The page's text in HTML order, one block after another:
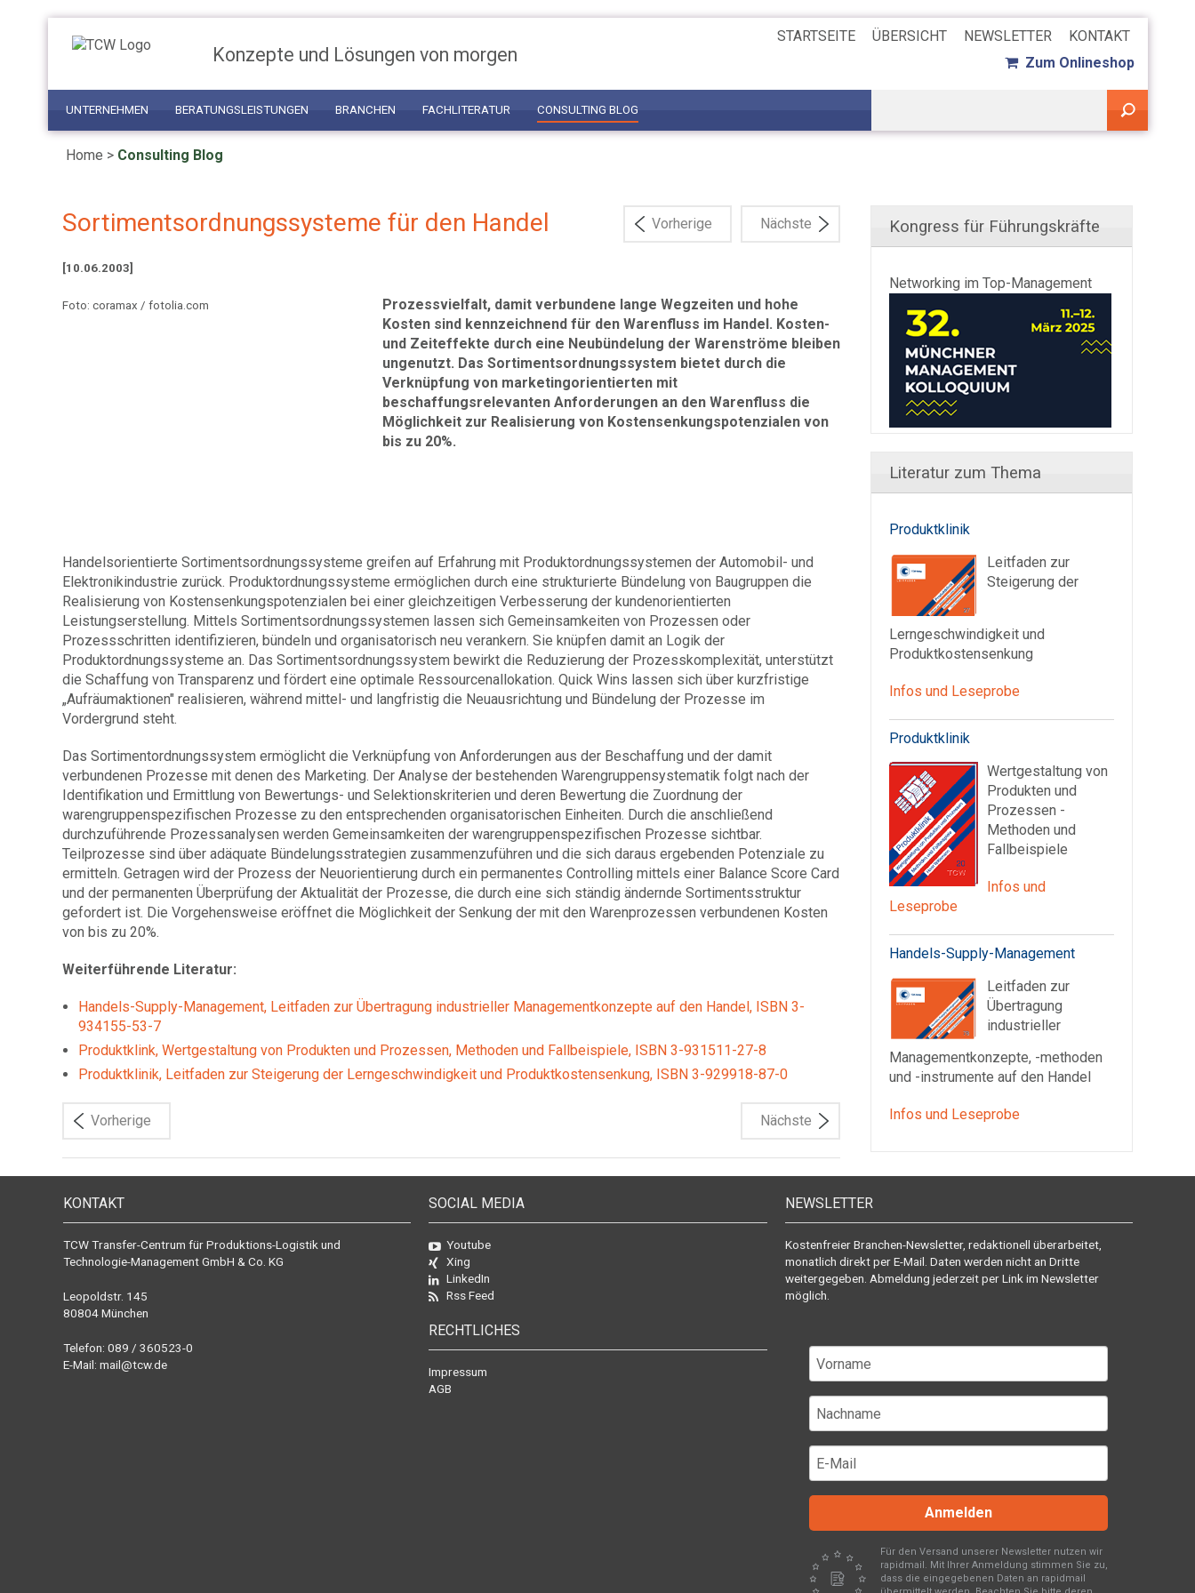
UNTERNEHMEN BERATUNGSLEISTUNGEN BRANCHEN FACHLITERATUR CONSULTING BLOG
Konzepte und Lösungen von morgen
STARTSEITE ÜBERSICHT NEWSLETTER
KONTAKT
Zum Onlineshop
Home > Consulting Blog
Vorherige Nächste
Sortimentsordnungssysteme für den Handel
[10.06.2003]
Foto: coramax / fotolia.com
Prozessvielfalt, damit verbundene lange Wegzeiten und hohe
Kosten sind kennzeichnend für den Warenfluss im Handel. Kosten-
und Zeiteffekte durch eine Neubündelung der Warenströme bleiben
ungenutzt. Das Sortimentsordnungssystem bietet durch die
Verknüpfung von marketingorientierten mit
beschaffungsrelevanten Anforderungen an den Warenfluss die
Möglichkeit zur Realisierung von Kostensenkungspotenzialen von
bis zu 20%.
Handelsorientierte Sortimentsordnungssysteme greifen auf Erfahrung mit Produkt­ordnungs­systemen der Automobil- und
Elektronikindustrie zurück. Produktordnungssysteme ermöglichen durch eine strukturierte Bündelung von Baugruppen die
Realisierung von Kosten­senkungs­potenzialen bei einer gleichzeitigen Verbesserung der kundenorientierten
Leistungserstellung. Mittels Sortimentsordnungssystemen lassen sich Gemeinsamkeiten von Prozessen oder
Prozessschritten identifizieren, bündeln und organisatorisch neu verankern. Sie knüpfen damit an Logik der
Produktordnungssysteme an. Das Sortimentsordnungssystem bewirkt die Reduzierung der Prozesskomplexität, unterstützt
die Schaffung von Transparenz und fördert eine optimale Ressourcenallokation. Quick Wins lassen sich über kurzfristige
„Aufräumaktionen" realisieren, während mittel- und langfristig die Neuausrichtung und Bündelung der Prozesse im
Vordergrund steht.
Das Sortimentordnungssystem ermöglicht die Verknüpfung von Anforderungen aus der Beschaffung und der damit
verbundenen Prozesse mit denen des Marketing. Der Analyse der bestehenden Warengruppensystematik folgt nach der
Identifikation und Ermittlung von Bewertungs- und Selektionskriterien und deren Bewertung die Zuordnung der
warengruppenspezifischen Prozesse zu den entsprechenden organisatorischen Einheiten. Durch die anschließend
durchzuführende Prozessanalysen werden Gemeinsamkeiten der warengruppenspezifischen Prozesse sichtbar.
Teilprozesse sind über adäquate Bündelungsstrategien zusammenzuführen und die sich daraus ergebenden Potenziale zu
ermitteln. Getragen wird der Prozess der Neuorientierung durch ein permanentes Controlling mittels einer Balance Score Card
und der permanenten Überprüfung der Aktualität der Prozesse, die durch eine sich ständig ändernde Sortimentsstruktur
gefordert ist. Die Vorgehensweise eröffnet die Möglichkeit der Senkung der mit den Warenprozessen verbundenen Kosten
von bis zu 20%.
Weiterführende Literatur:
Handels-Supply-Management, Leitfaden zur Übertragung industrieller Managementkonzepte auf den Handel, ISBN 3-
934155-53-7
Produktklink, Wertgestaltung von Produkten und Prozessen, Methoden und Fallbeispiele, ISBN 3-931511-27-8
Produktklinik, Leitfaden zur Steigerung der Lerngeschwindigkeit und Produktkostensenkung, ISBN 3-929918-87-0
Vorherige Nächste
Kongress für Führungskräfte
Networking im Top-Management
Literatur zum Thema
Produktklinik
Leitfaden zur
Steigerung der
Lerngeschwindigkeit und
Produktkostensenkung
Infos und Leseprobe
Produktklinik
Wertgestaltung von
Produkten und
Prozessen -
Methoden und
Fallbeispiele
Infos und
Leseprobe
Handels-Supply-Management
Leitfaden zur
Übertragung
industrieller
Managementkonzepte, -methoden
und -instrumente auf den Handel
Infos und Leseprobe
KONTAKT
TCW Transfer-Centrum für Produktions-Logistik und
Technologie-Management GmbH & Co. KG
Leopoldstr. 145
80804 München
Telefon: 089 / 360523-0
E-Mail: mail@tcw.de
SOCIAL MEDIA
Youtube
Xing
LinkedIn
Rss Feed
RECHTLICHES
Impressum
AGB
NEWSLETTER
Kostenfreier Branchen-Newsletter, redaktionell überarbeitet,
monatlich direkt per E-Mail. Daten werden nicht an Dritte
weitergegeben. Abmeldung jederzeit per Link im Newsletter
möglich.
Anmelden
Für den Versand unserer Newsletter nutzen wir
rapidmail. Mit Ihrer Anmeldung stimmen Sie zu,
dass die eingegebenen Daten an rapidmail